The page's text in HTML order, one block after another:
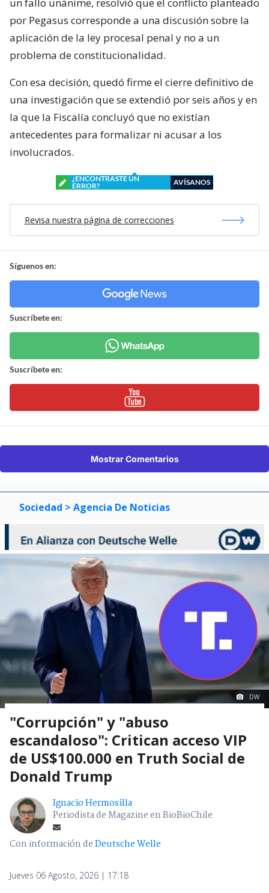
un fallo unánime, resolvió que el conflicto planteado
por Pegasus corresponde a una discusión sobre la
aplicación de la ley procesal penal y no a un
problema de constitucionalidad.
Con esa decisión, quedó firme el cierre definitivo de
una investigación que se extendió por seis años y en
la que la Fiscalía concluyó que no existían
antecedentes para formalizar ni acusar a los
involucrados.
¿ENCONTRASTE UN
ERROR?
AVÍSANOS
Revisa nuestra página de correcciones
Síguenos en:
Suscríbete en:
Suscríbete en:
Mostrar Comentarios
Sociedad > Agencia De Noticias
DW
"Corrupción" y "abuso
escandaloso": Critican acceso VIP
de US$100.000 en Truth Social de
Donald Trump
Ignacio Hermosilla
Periodista de Magazine en BioBioChile
Con información deDeutsche Welle
Jueves 06 Agosto, 2026 | 17:18